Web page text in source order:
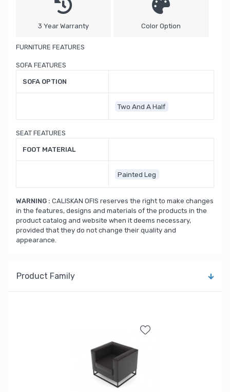
3 Year Warranty Color Option
FURNITURE FEATURES
SOFA FEATURES
SOFA OPTION
Two And A Half
SEAT FEATURES
FOOT MATERIAL
Painted Leg
WARNING : CALISKAN OFIS reserves the right to make changes
in the features, designs and materials of the products in the
product catalog and website when it deems necessary,
provided that they do not change their quality and
appearance.
Product Family